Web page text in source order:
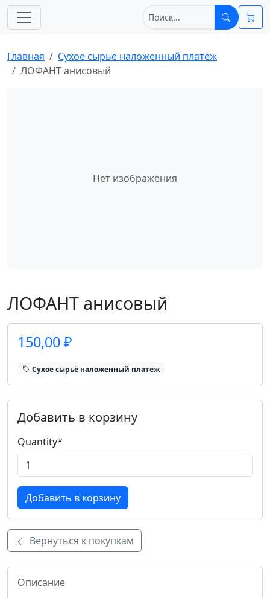
Главная
Сухое сырьё наложенный платёж
ЛОФАНТ анисовый
Нет изображения
ЛОФАНТ анисовый
150,00 ₽
Сухое сырьё наложенный платёж
Добавить в корзину
Quantity*
Вернуться к покупкам
Описание